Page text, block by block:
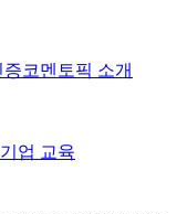
증코멘토픽 소개
기업 교육